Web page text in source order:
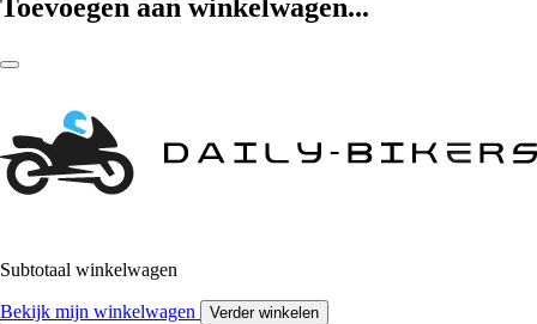
Toevoegen aan winkelwagen...
Subtotaal winkelwagen
Bekijk mijn winkelwagen Verder winkelen